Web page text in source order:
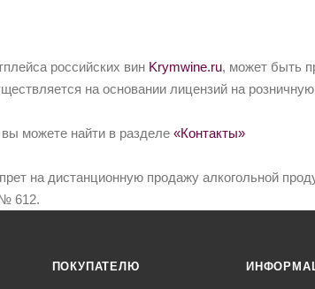
российских вин Krymwine.ru, может быть
на основании лицензий на
можете найти в разделе «Контакты»
на дистанционную продажу алкогольной
612.
ПОКУПАТЕЛЮ